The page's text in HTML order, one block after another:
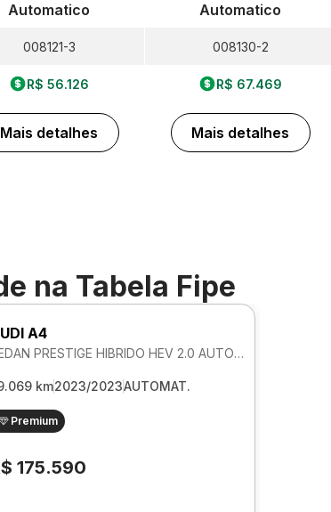
Automatico
008121-3
R$ 56.126
Mais detalhes
Automatico
008130-2
R$ 67.469
Mais detalhes
na Tabela Fipe
A4
SEDAN PRESTIGE HIBRIDO HEV 2.0 AUTOMATICO
km2023/2023AUTOMAT.
Premium
175.590